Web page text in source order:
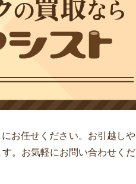
お任せください。お引越しや
。お気軽にお問い合わせくだ